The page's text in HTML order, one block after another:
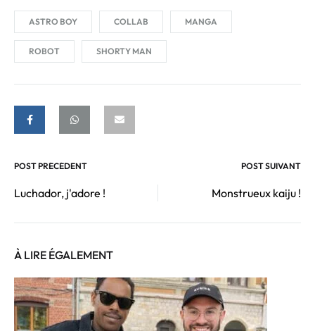
ASTRO BOY COLLAB MANGA
ROBOT SHORTY MAN
POST PRÉCÉDENT POST SUIVANT
Luchador, j'adore ! Monstrueux kaiju !
À LIRE ÉGALEMENT